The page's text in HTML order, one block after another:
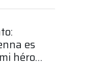
es
héroe